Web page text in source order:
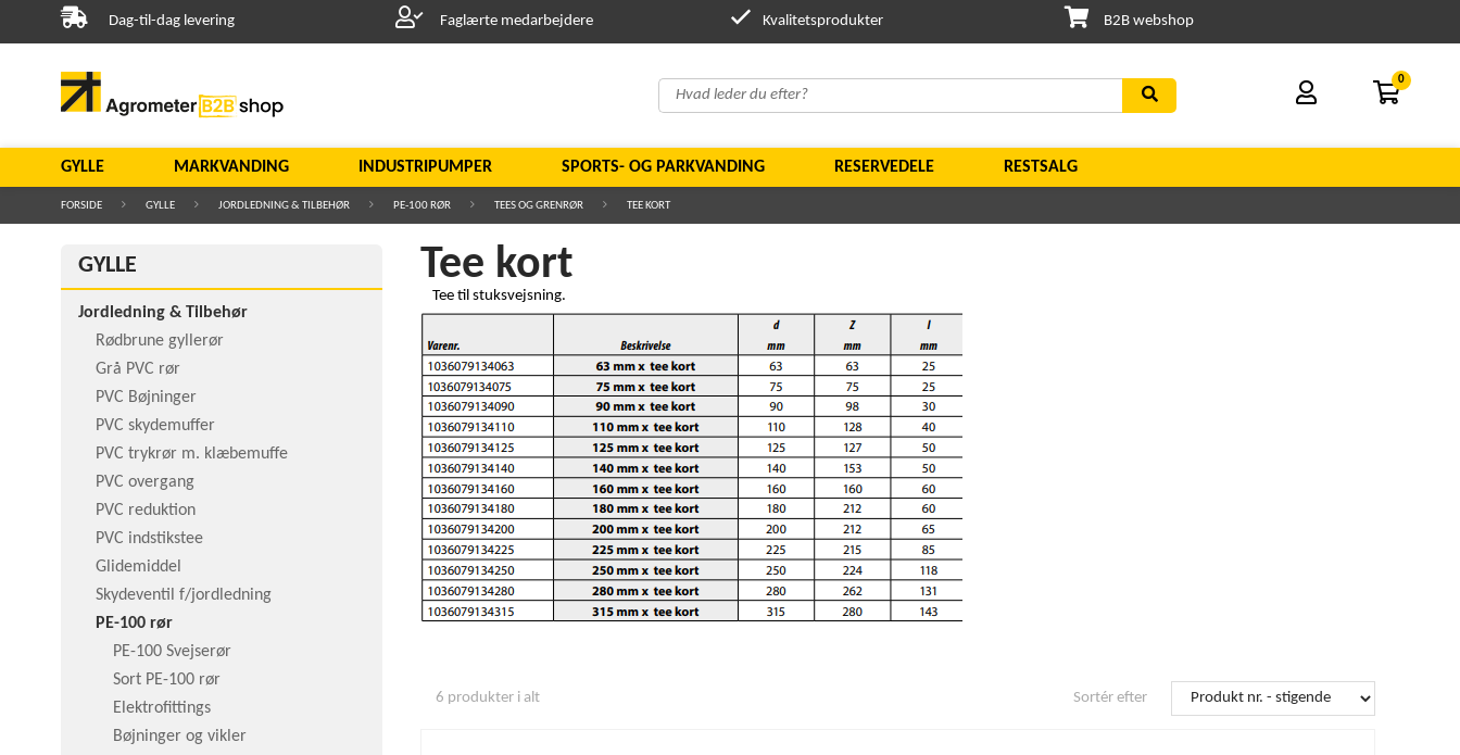
Dag-til-dag levering Faglærte medarbejdere Kvalitetsprodukter B2B webshop
0
GYLLE MARKVANDING INDUSTRIPUMPER SPORTS- OG PARKVANDING RESERVEDELE RESTSALG
FORSIDE GYLLE JORDLEDNING & TILBEHØR PE-100 RØR TEES OG GRENRØR TEE KORT
GYLLE
Jordledning & Tilbehør
Rødbrune gyllerør
Grå PVC rør
PVC Bøjninger
PVC skydemuffer
PVC trykrør m. klæbemuffe
PVC overgang
PVC reduktion
PVC indstikstee
Glidemiddel
Skydeventil f/jordledning
PE-100 rør
PE-100 Svejserør
Sort PE-100 rør
Elektrofittings
Bøjninger og vikler
Tee kort
Tee til stuksvejsning.
6 produkter i alt Sortér efter